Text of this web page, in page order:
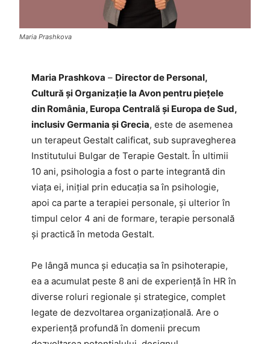
Maria Prashkova
Maria Prashkova – Director de Personal,
Cultură și Organizație la Avon pentru piețele
din România, Europa Centrală și Europa de Sud,
inclusiv Germania și Grecia, este de asemenea
un terapeut Gestalt calificat, sub supravegherea
Institutului Bulgar de Terapie Gestalt. În ultimii
10 ani, psihologia a fost o parte integrantă din
viața ei, inițial prin educația sa în psihologie,
apoi ca parte a terapiei personale, și ulterior în
timpul celor 4 ani de formare, terapie personală
și practică în metoda Gestalt.
Pe lângă munca și educația sa în psihoterapie,
ea a acumulat peste 8 ani de experiență în HR în
diverse roluri regionale și strategice, complet
legate de dezvoltarea organizațională. Are o
experiență profundă în domenii precum